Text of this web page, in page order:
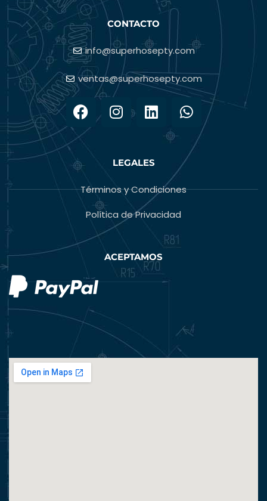
CONTACTO
info@superhosepty.com
ventas@superhosepty.com
LEGALES
Términos y Condiciones
Política de Privacidad
ACEPTAMOS